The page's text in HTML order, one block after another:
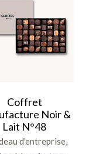
Coffret
Noir &
Lait N°48
d'entreprise